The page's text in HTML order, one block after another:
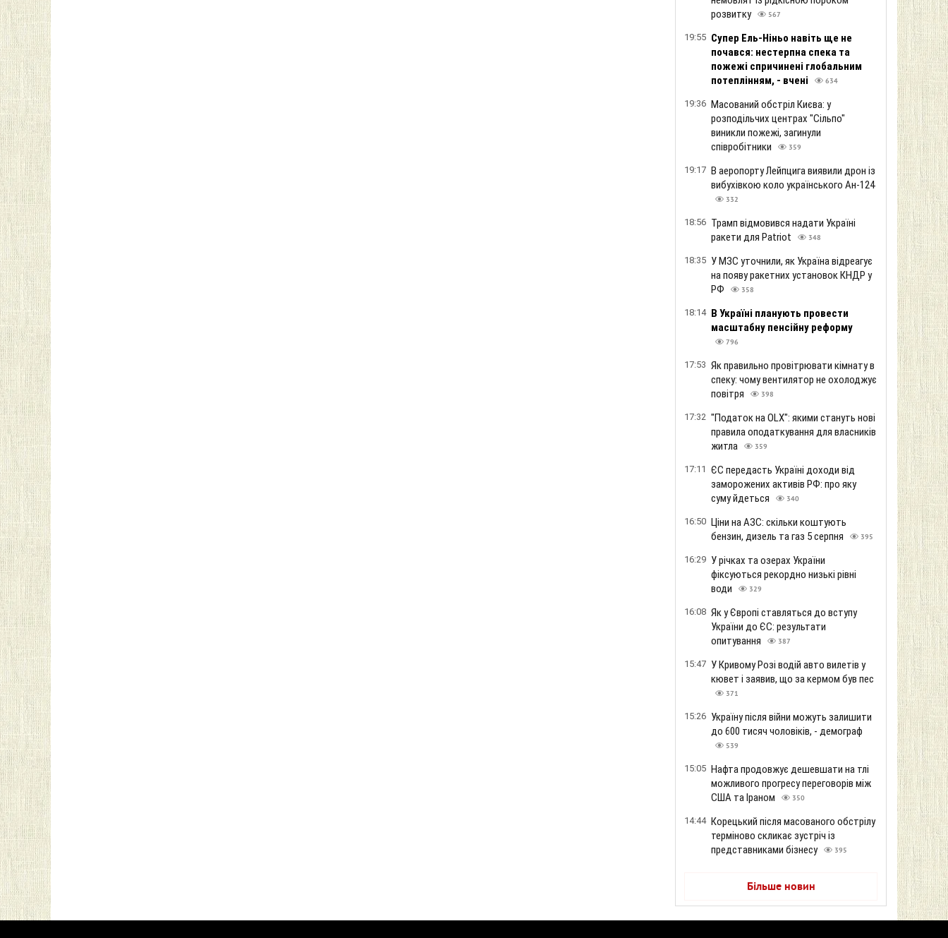
розвитку
567
19:55 Супер Ель-Ніньо навіть ще не
почався: нестерпна спека та
пожежі спричинені глобальним
потеплінням, - вчені
634
19:36 Масований обстріл Києва: у
розподільчих центрах "Сільпо"
виникли пожежі, загинули
співробітники
359
19:17 В аеропорту Лейпцига виявили дрон із
вибухівкою коло українського Ан-124
332
18:56 Трамп відмовився надати Україні
ракети для Patriot
348
18:35 У МЗС уточнили, як Україна відреагує
на появу ракетних установок КНДР у
РФ
358
18:14 В Україні планують провести
масштабну пенсійну реформу
796
17:53 Як правильно провітрювати кімнату в
спеку: чому вентилятор не охолоджує
повітря
398
17:32 "Податок на OLX": якими стануть нові
правила оподаткування для власників
житла
359
17:11 ЄС передасть Україні доходи від
заморожених активів РФ: про яку
суму йдеться
340
16:50 Ціни на АЗС: скільки коштують
бензин, дизель та газ 5 серпня
395
16:29 У річках та озерах України
фіксуються рекордно низькі рівні
води
329
16:08 Як у Європі ставляться до вступу
України до ЄС: результати
опитування
387
15:47 У Кривому Розі водій авто вилетів у
кювет і заявив, що за кермом був пес
371
15:26 Україну після війни можуть залишити
до 600 тисяч чоловіків, - демограф
539
15:05 Нафта продовжує дешевшати на тлі
можливого прогресу переговорів між
США та Іраном
350
14:44 Корецький після масованого обстрілу
терміново скликає зустріч із
представниками бізнесу
395
Більше новин